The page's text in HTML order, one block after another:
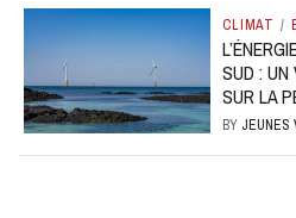
CLIMAT /
SUD : UN
SUR LA
BY